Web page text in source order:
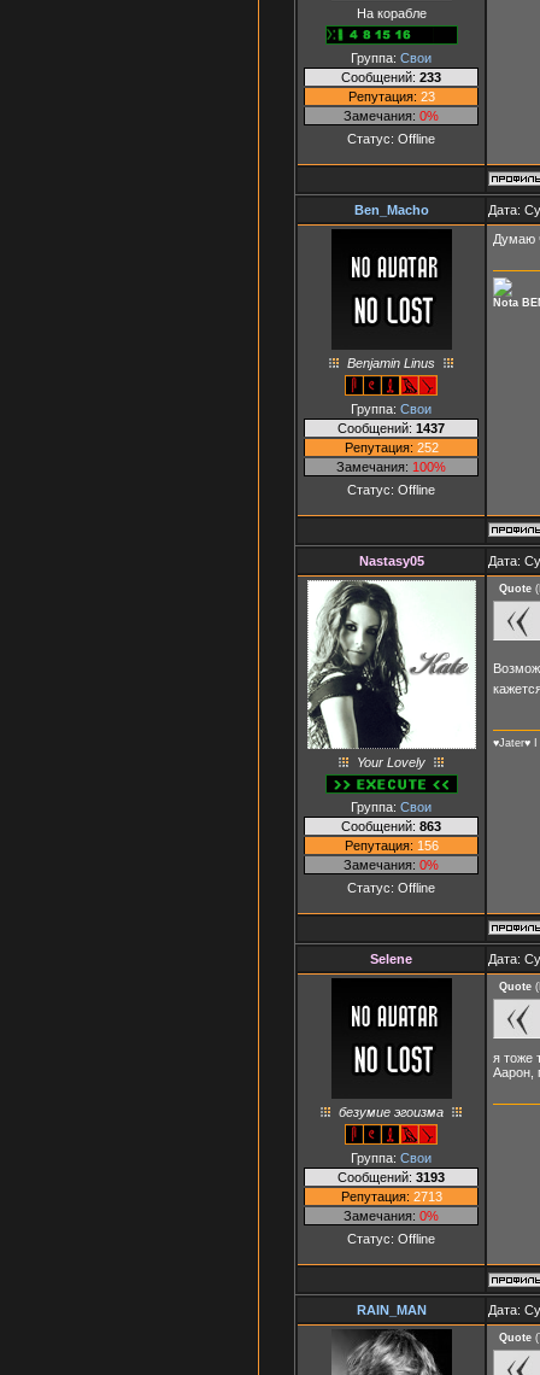
На корабле
Группа: Свои
Сообщений: 233
Репутация: 23
Замечания: 0%
Статус: Offline
Ben_Macho Дата:
Benjamin Linus
Группа: Свои
Сообщений: 1437
Репутация: 252
Замечания: 100%
Статус: Offline
Думаю
Nota
Nastasy05 Дата:
Your Lovely
Группа: Свои
Сообщений: 863
Репутация: 156
Замечания: 0%
Статус: Offline
Quote (
♥Jater♥ I
Selene Дата:
безумие эгоизма
Группа: Свои
Сообщений: 3193
Репутация: 2713
Замечания: 0%
Статус: Offline
Quote (
я тоже
Аарон,
RAIN_MAN Дата:
Quote (